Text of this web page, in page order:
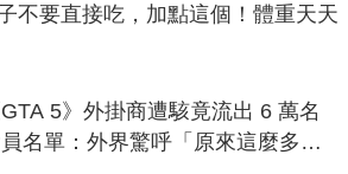
不要直接吃，加點這個！體重天天
GTA 5》外掛商遭駭竟流出 6 萬名
名單：外界驚呼「原來這麼多人